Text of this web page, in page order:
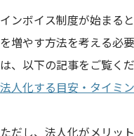
インボイス制度が始まる
を増やす方法を考える必
は、以下の記事をご覧くだ
法人化する目安・タイミ
ただし、法人化がメリッ